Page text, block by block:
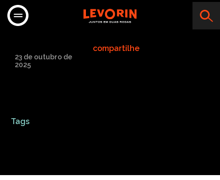
MOTO CRUZ
23 de outubro de
2025
compartilhe
Tags